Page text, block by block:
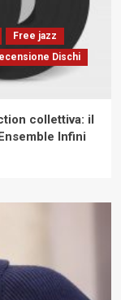
Free jazz
Dischi
collettiva: il
Infini